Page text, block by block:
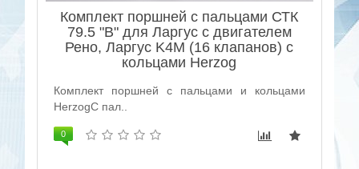
Комплект поршней с пальцами СТК
79.5 "B" для Ларгус с двигателем
Рено, Ларгус K4M (16 клапанов) с
кольцами Herzog
Комплект поршней с пальцами и кольцами
HerzogС пал..
0